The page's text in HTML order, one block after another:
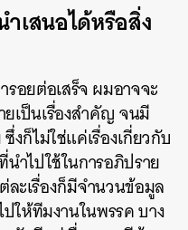
เสนอได้หรือสิ่ง
อยต่อเสร็จ ผมอาจจะ
เป็นเรื่องสำคัญ จนมี
ก็ไม่ใช่แค่เรื่องเกี่ยวกับ
ำไปใช้ในการอภิปราย
ละเรื่องก็มีจำนวนข้อมูล
ให้ทีมงานในพรรค บาง